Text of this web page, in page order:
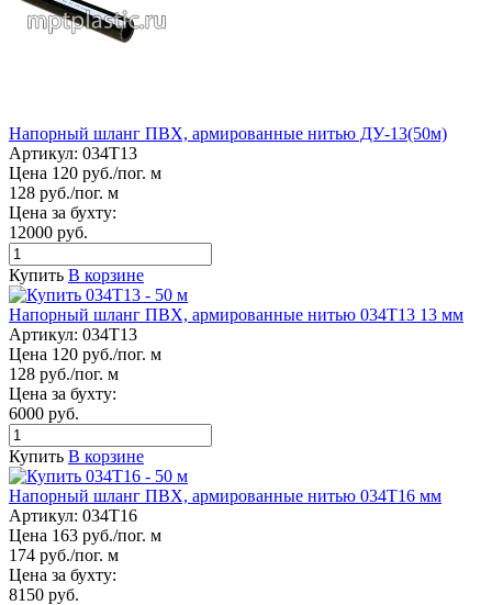
Напорный шланг ПВХ, армированные нитью ДУ-13(50м)
Артикул: 034Т13
Цена 120 руб./пог. м
128 руб./пог. м
Цена за бухту:
12000 руб.
Купить В корзине
Напорный шланг ПВХ, армированные нитью 034Т13 13 мм
Артикул: 034Т13
Цена 120 руб./пог. м
128 руб./пог. м
Цена за бухту:
6000 руб.
Купить В корзине
Напорный шланг ПВХ, армированные нитью 034Т16 мм
Артикул: 034Т16
Цена 163 руб./пог. м
174 руб./пог. м
Цена за бухту:
8150 руб.